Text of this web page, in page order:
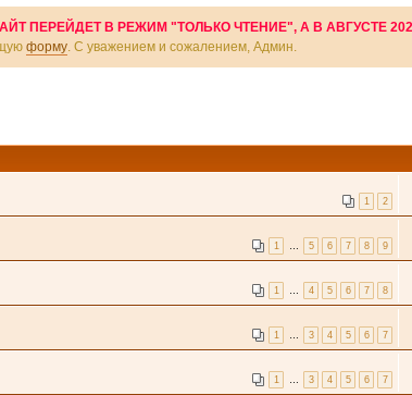
ПЕРЕЙДЕТ В РЕЖИМ "ТОЛЬКО ЧТЕНИЕ", А В АВГУСТЕ
форму . С уважением и сожалением, Админ.
1 2
1 5 6 7 8 9
1 4 5 6 7 8
1 3 4 5 6 7
1 3 4 5 6 7